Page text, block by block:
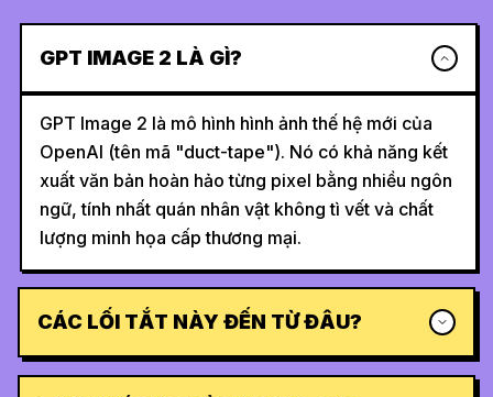
GPT IMAGE 2 LÀ GÌ?
GPT Image 2 là mô hình hình ảnh thế hệ mới của
OpenAI (tên mã "duct-tape"). Nó có khả năng kết
xuất văn bản hoàn hảo từng pixel bằng nhiều ngôn
ngữ, tính nhất quán nhân vật không tì vết và chất
lượng minh họa cấp thương mại.
CÁC LỐI TẮT NÀY ĐẾN TỪ ĐÂU?